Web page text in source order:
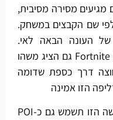
מגיעים מסירה מסיבית,
שם הקבצים במשחק.
הספינה הזו תביא את ה-NPC של העונה הבאה לאי.
בהתחשב בכך שהטיזר האחרון של Fortnite גם הציג משהו
דרך כספת שדומה
הזו אמינה
זה לא הכל, מכיוון שהספינה החדשה הזו תשמש גם כ-POI